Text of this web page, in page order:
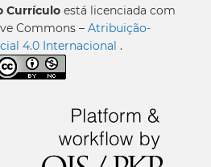
Currículo está licenciada com
Commons – Atribuição-
4.0 Internacional .